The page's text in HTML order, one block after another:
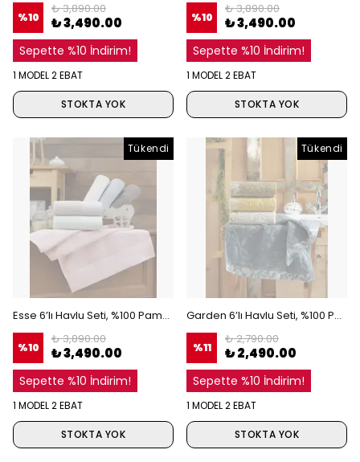
%10
₺ 3,890.00
₺ 3,490.00
Sepette %10 İndirim!
1 MODEL 2 EBAT
STOKTA YOK
%10
₺ 3,890.00
₺ 3,490.00
Sepette %10 İndirim!
1 MODEL 2 EBAT
STOKTA YOK
Tükendi
Esse 6’lı Havlu Seti, %100 Pamuk, Geometrik Dokulu, Soft Pastel Renklerde, Hızlı Kuruyan Havlu
%10
₺ 3,890.00
₺ 3,490.00
Sepette %10 İndirim!
1 MODEL 2 EBAT
STOKTA YOK
Tükendi
Garden 6’lı Havlu Seti, %100 Pamuk Jakarlı Dokuma, Çiçek Desenli, Banyo ve El Havlusu Seti
%11
₺ 2,790.00
₺ 2,490.00
Sepette %10 İndirim!
1 MODEL 2 EBAT
STOKTA YOK